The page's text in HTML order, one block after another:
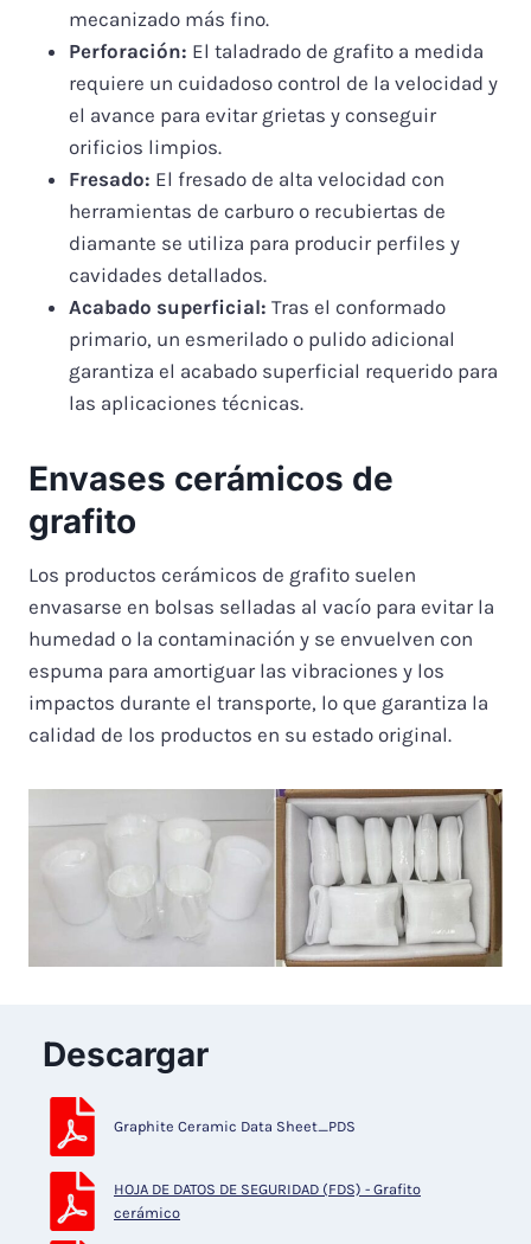
mecanizado más fino.
Perforación: El taladrado de grafito a medida
requiere un cuidadoso control de la velocidad y
el avance para evitar grietas y conseguir
orificios limpios.
Fresado: El fresado de alta velocidad con
herramientas de carburo o recubiertas de
diamante se utiliza para producir perfiles y
cavidades detallados.
Acabado superficial: Tras el conformado
primario, un esmerilado o pulido adicional
garantiza el acabado superficial requerido para
las aplicaciones técnicas.
Envases cerámicos de
grafito
Los productos cerámicos de grafito suelen
envasarse en bolsas selladas al vacío para evitar la
humedad o la contaminación y se envuelven con
espuma para amortiguar las vibraciones y los
impactos durante el transporte, lo que garantiza la
calidad de los productos en su estado original.
Descargar
Graphite Ceramic Data Sheet_PDS
HOJA DE DATOS DE SEGURIDAD (FDS) - Grafito
cerámico